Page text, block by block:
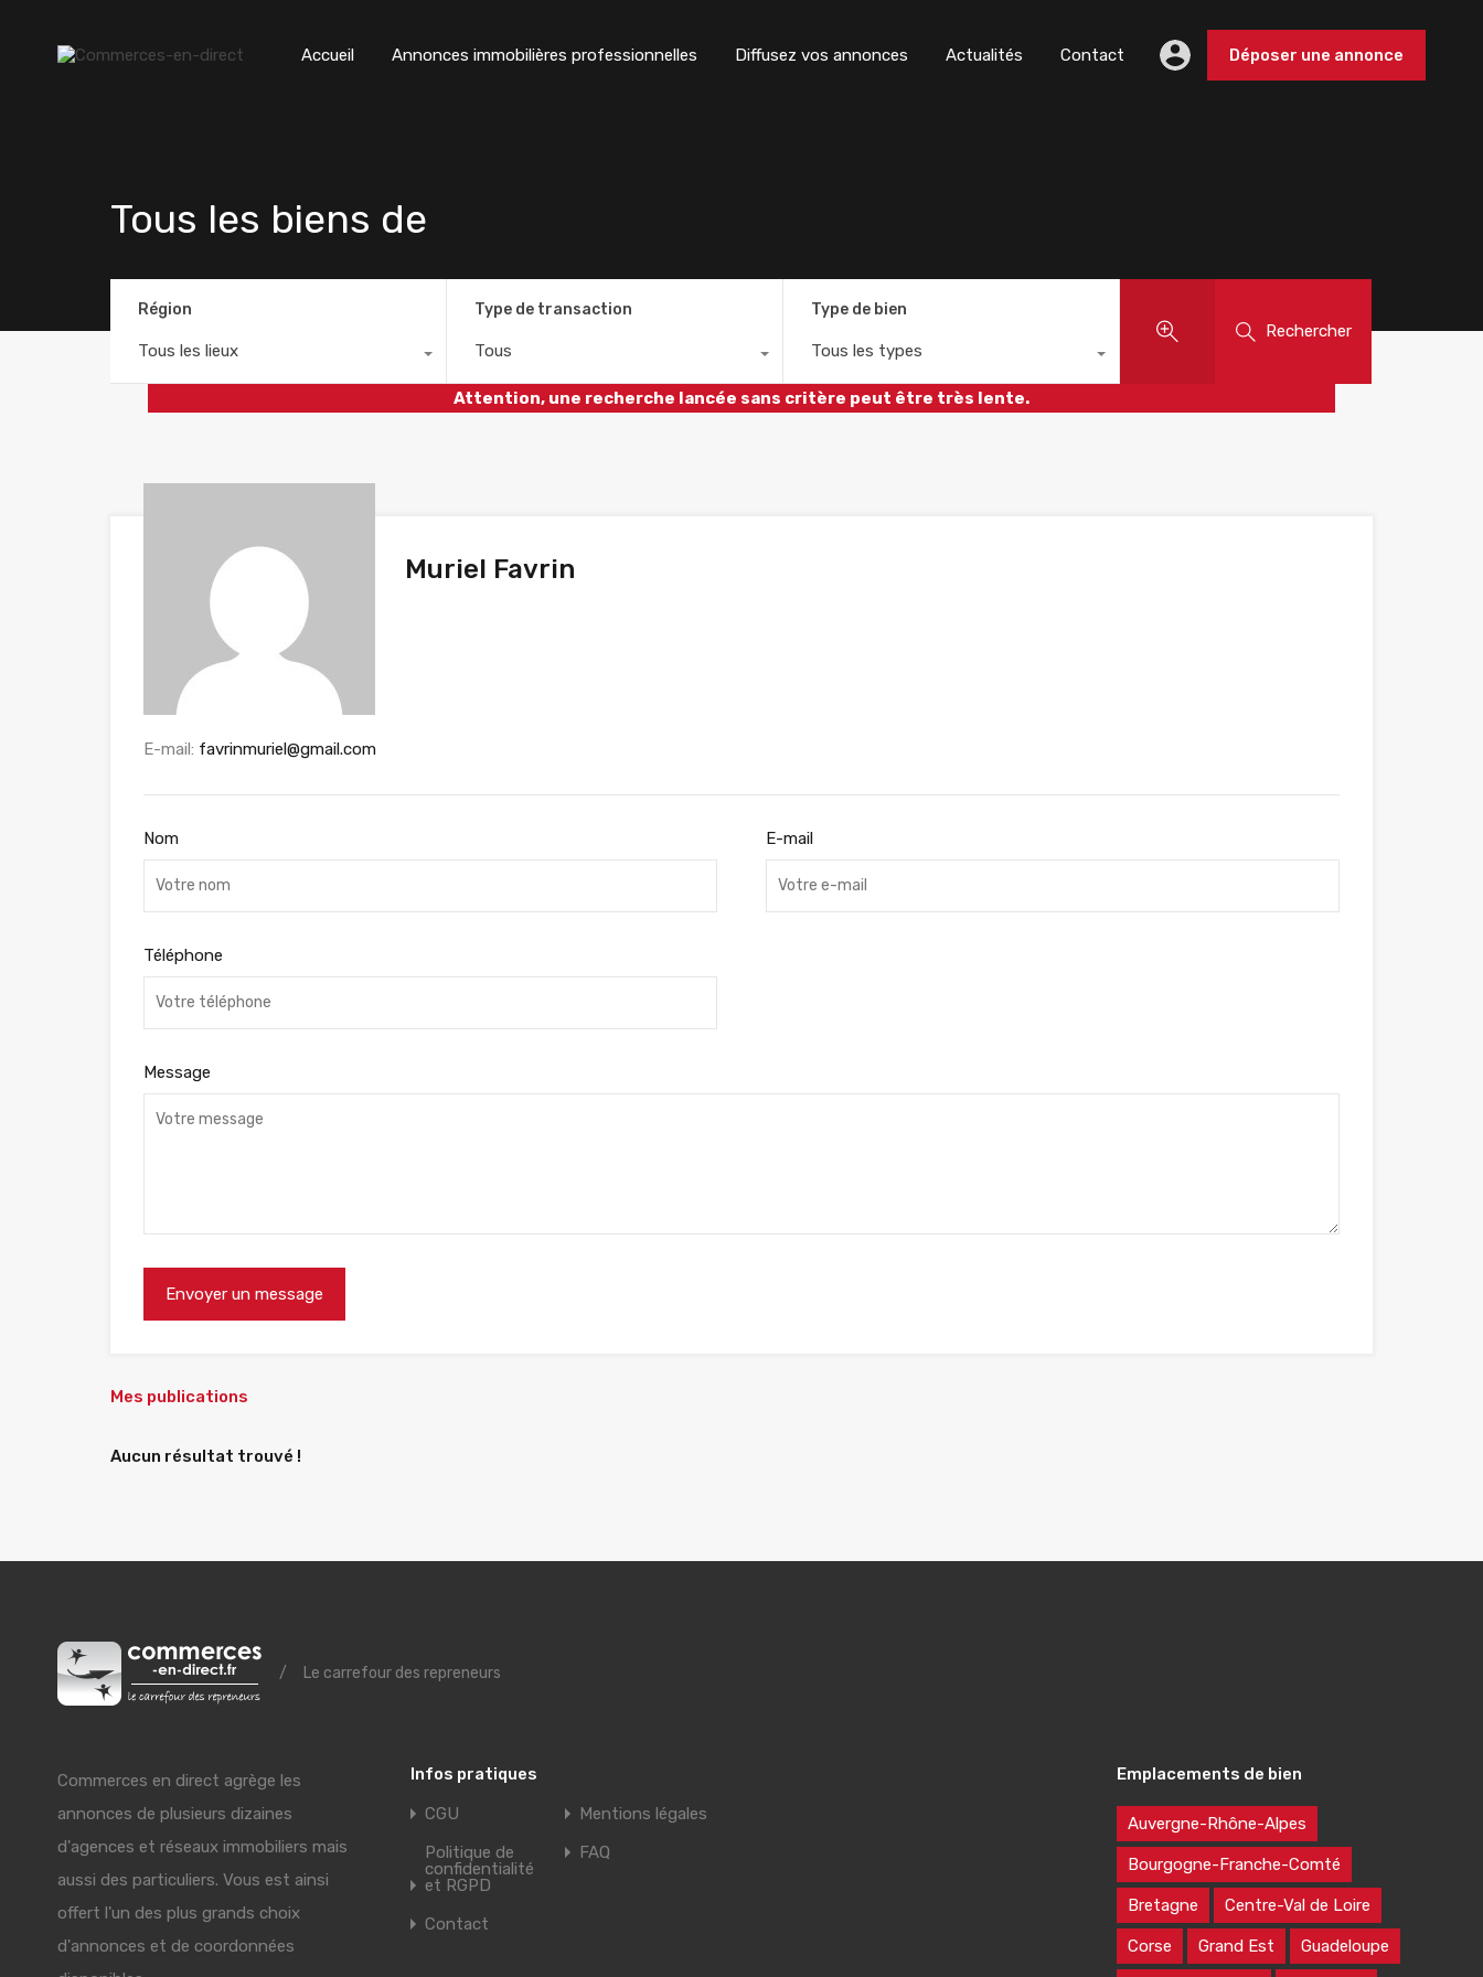
Accueil Annonces immobilières professionnelles Diffusez vos annonces Actualités Contact Déposer une annonce
Tous les biens de
Région
Tous les lieux
Type de transaction
Tous
Type de bien
Tous les types
Rechercher
Attention, une recherche lancée sans critère peut être très lente.
Muriel Favrin
E-mail: favrinmuriel@gmail.com
Nom E-mail
Téléphone
Message
Mes publications
Aucun résultat trouvé !
/ Le carrefour des repreneurs
Commerces en direct agrège les
annonces de plusieurs dizaines
d'agences et réseaux immobiliers mais
aussi des particuliers. Vous est ainsi
offert l'un des plus grands choix
d'annonces et de coordonnées
Infos pratiques
CGU
Mentions légales
Politique de
confidentialité
et RGPD
FAQ
Contact
Emplacements de bien
Auvergne-Rhône-Alpes
Bourgogne-Franche-Comté
Bretagne Centre-Val de Loire
Corse Grand Est Guadeloupe